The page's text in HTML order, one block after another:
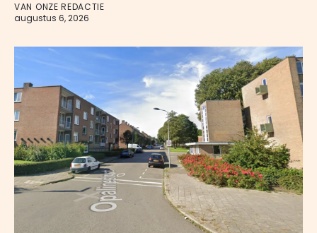
VAN ONZE REDACTIE
augustus 6, 2026